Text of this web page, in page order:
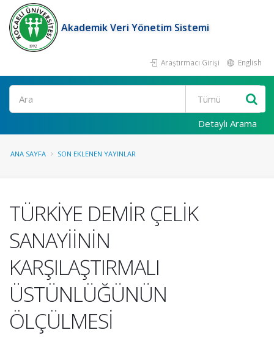
Akademik Veri Yönetim Sistemi
Araştırmacı Girişi English
Ara
Detaylı Arama
ANA SAYFA SON EKLENEN YAYINLAR
TÜRKİYE DEMİR ÇELİK
SANAYİİNİN
KARŞILAŞTIRMALI
ÜSTÜNLÜĞÜNÜN
ÖLÇÜLMESİ